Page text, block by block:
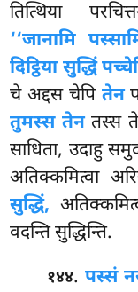
तित्थिया
‘‘जानामि
दिट्ठिया सुद्धिं
चे अद्दस चेपि तेन
तुमस्स तेनतस्स
साधिता, उदाहु
अतिक्कमित्वा
सुद्धिं,
वदन्ति सुद्धिन्ति.
१४४. पस्सं